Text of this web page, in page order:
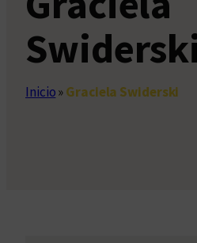
Inicio»Graciela Swiderski